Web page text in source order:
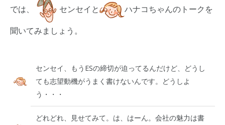
では、 センセイと
ハナコちゃんのトークを
聞いてみましょう。
センセイ、もうESの締切が迫ってるんだけど、どうし
ても志望動機がうまく書けないんです。どうしよ
う・・・
どれどれ、見せてみて。は、はーん。会社の魅力は書